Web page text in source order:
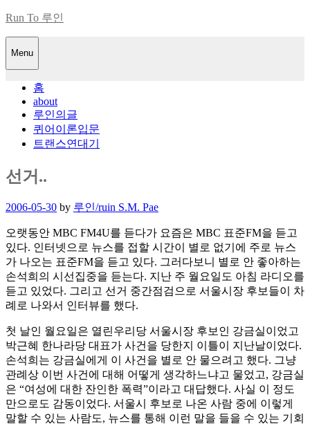
Skip
content
Run To 루인
Menu
홈
about
루인의글
퀴어이론입문
트랜스연대기
선거..
Posted
2006-05-30 by 루인/ruin S.M. Pae
오랫동안 MBC FM4U를 듣다가 요즘은 MBC 표준FM을 듣고
있다. 인터넷으로 뉴스를 접할 시간이 별로 없기에 주로 뉴스
가 나오는 표준FM을 듣고 있다. 그러다보니 별로 안 좋아하는
손석희의 시선집중을 듣는다. 지난 주 월요일도 아침 라디오를
듣고 있었다. 그리고 선거 중간점검으로 서울시장 후보들이 차
례로 나와서 인터뷰를 했다.
첫 날인 월요일은 열린우리당 서울시장 후보인 강금실이었고
박근혜 한나라당 대표가 사건을 당한지 이틀이 지난날이었다.
손석희는 강금실에게 이 사건을 별로 안 물으려고 했다. 그냥
관례상 이번 사건에 대해 어떻게 생각하느냐고 물었고, 강금실
은 “여성에 대한 잔인한 폭력”이라고 대답했다. 사실 이 정도
만으로도 감동이었다. 서울시 후보로 나온 사람 중에 이렇게
말할 수 있는 사람도, 뉴스를 통해 이런 말을 들을 수 있는 기회